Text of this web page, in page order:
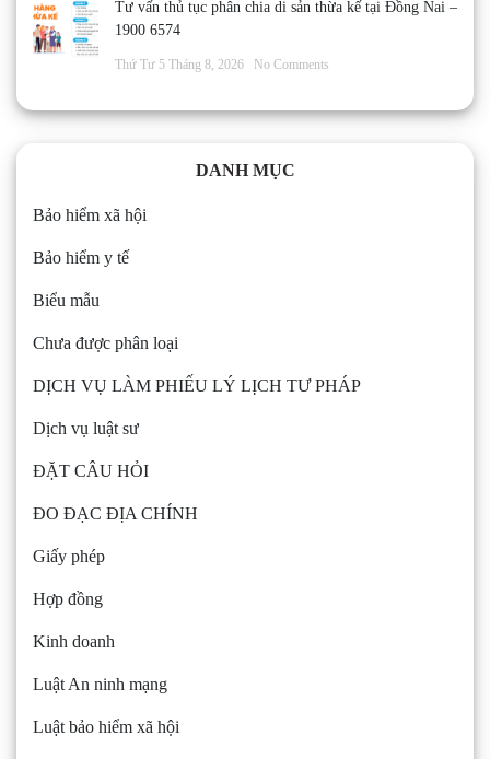
Tư vấn thủ tục phân chia di sản thừa kế tại Đồng Nai –
1900 6574
Thứ Tư 5 Tháng 8, 2026 No Comments
DANH MỤC
Bảo hiểm xã hội
Bảo hiểm y tế
Biểu mẫu
Chưa được phân loại
DỊCH VỤ LÀM PHIẾU LÝ LỊCH TƯ PHÁP
Dịch vụ luật sư
ĐẶT CÂU HỎI
ĐO ĐẠC ĐỊA CHÍNH
Giấy phép
Hợp đồng
Kinh doanh
Luật An ninh mạng
Luật bảo hiểm xã hội